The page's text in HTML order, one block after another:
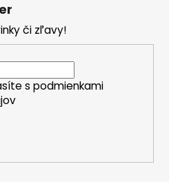
či zľavy!
s podmienkami